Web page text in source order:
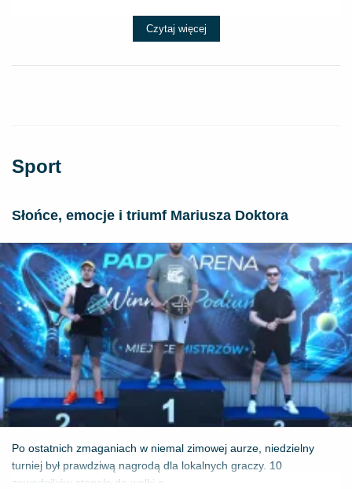
Czytaj więcej
Sport
Słońce, emocje i triumf Mariusza Doktora
Po ostatnich zmaganiach w niemal zimowej aurze, niedzielny
turniej był prawdziwą nagrodą dla lokalnych graczy. 10
zawodników stanęło do walki o ...